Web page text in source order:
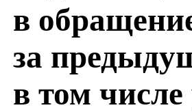
в
за
в том